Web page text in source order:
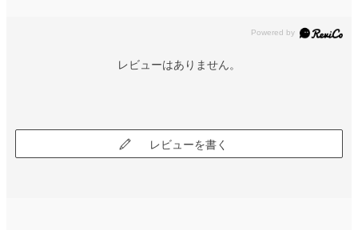
レビューはありません。
レビューを書く